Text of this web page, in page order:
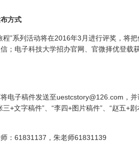
方式
程”系列活动将在2016年3月进行评奖，将
；电子科技大学招办官网、官微择优登载获
电子稿件发送至uestcstory@126.com，
+文字稿件”、“李四+图片稿件”、“赵五+剧
：61831137，朱老师61831139